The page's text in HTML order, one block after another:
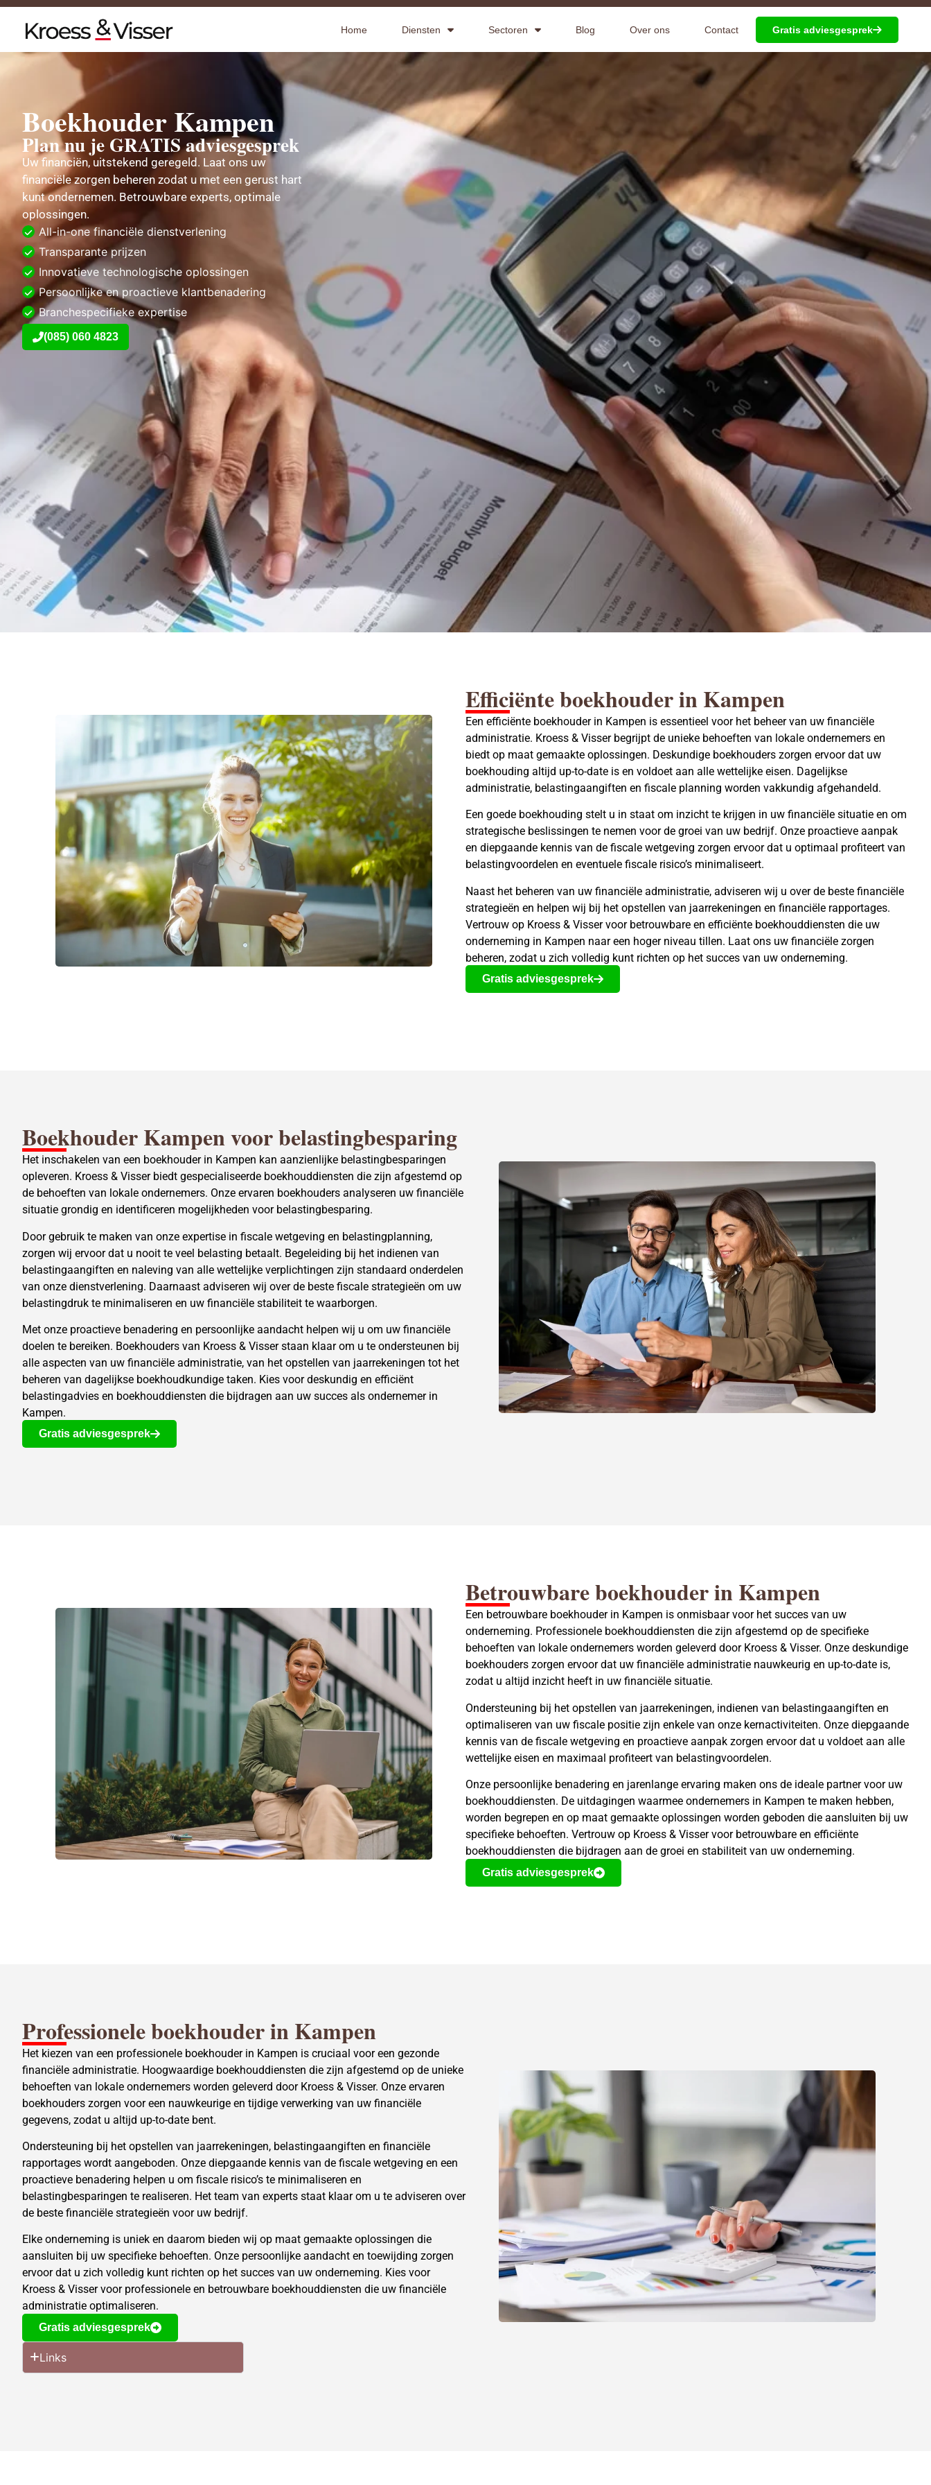
Home Diensten Sectoren Blog Over ons Contact Gratis adviesgesprek
Boekhouder Kampen
Plan nu je GRATIS adviesgesprek
Uw financiën, uitstekend geregeld. Laat ons uw
financiële zorgen beheren zodat u met een gerust hart
kunt ondernemen. Betrouwbare experts, optimale
oplossingen.
All-in-one financiële dienstverlening
Transparante prijzen
Innovatieve technologische oplossingen
Persoonlijke en proactieve klantbenadering
Branchespecifieke expertise
(085) 060 4823
Efficiënte boekhouder in Kampen
Een efficiënte boekhouder in Kampen is essentieel voor het beheer van uw financiële
administratie. Kroess & Visser begrijpt de unieke behoeften van lokale ondernemers en
biedt op maat gemaakte oplossingen. Deskundige boekhouders zorgen ervoor dat uw
boekhouding altijd up-to-date is en voldoet aan alle wettelijke eisen. Dagelijkse
administratie, belastingaangiften en fiscale planning worden vakkundig afgehandeld.
Een goede boekhouding stelt u in staat om inzicht te krijgen in uw financiële situatie en om
strategische beslissingen te nemen voor de groei van uw bedrijf. Onze proactieve aanpak
en diepgaande kennis van de fiscale wetgeving zorgen ervoor dat u optimaal profiteert van
belastingvoordelen en eventuele fiscale risico’s minimaliseert.
Naast het beheren van uw financiële administratie, adviseren wij u over de beste financiële
strategieën en helpen wij bij het opstellen van jaarrekeningen en financiële rapportages.
Vertrouw op Kroess & Visser voor betrouwbare en efficiënte boekhouddiensten die uw
onderneming in Kampen naar een hoger niveau tillen. Laat ons uw financiële zorgen
beheren, zodat u zich volledig kunt richten op het succes van uw onderneming.
Gratis adviesgesprek
Boekhouder Kampen voor belastingbesparing
Het inschakelen van een boekhouder in Kampen kan aanzienlijke belastingbesparingen
opleveren. Kroess & Visser biedt gespecialiseerde boekhouddiensten die zijn afgestemd op
de behoeften van lokale ondernemers. Onze ervaren boekhouders analyseren uw financiële
situatie grondig en identificeren mogelijkheden voor belastingbesparing.
Door gebruik te maken van onze expertise in fiscale wetgeving en belastingplanning,
zorgen wij ervoor dat u nooit te veel belasting betaalt. Begeleiding bij het indienen van
belastingaangiften en naleving van alle wettelijke verplichtingen zijn standaard onderdelen
van onze dienstverlening. Daarnaast adviseren wij over de beste fiscale strategieën om uw
belastingdruk te minimaliseren en uw financiële stabiliteit te waarborgen.
Met onze proactieve benadering en persoonlijke aandacht helpen wij u om uw financiële
doelen te bereiken. Boekhouders van Kroess & Visser staan klaar om u te ondersteunen bij
alle aspecten van uw financiële administratie, van het opstellen van jaarrekeningen tot het
beheren van dagelijkse boekhoudkundige taken. Kies voor deskundig en efficiënt
belastingadvies en boekhouddiensten die bijdragen aan uw succes als ondernemer in
Kampen.
Gratis adviesgesprek
Betrouwbare boekhouder in Kampen
Een betrouwbare boekhouder in Kampen is onmisbaar voor het succes van uw
onderneming. Professionele boekhouddiensten die zijn afgestemd op de specifieke
behoeften van lokale ondernemers worden geleverd door Kroess & Visser. Onze deskundige
boekhouders zorgen ervoor dat uw financiële administratie nauwkeurig en up-to-date is,
zodat u altijd inzicht heeft in uw financiële situatie.
Ondersteuning bij het opstellen van jaarrekeningen, indienen van belastingaangiften en
optimaliseren van uw fiscale positie zijn enkele van onze kernactiviteiten. Onze diepgaande
kennis van de fiscale wetgeving en proactieve aanpak zorgen ervoor dat u voldoet aan alle
wettelijke eisen en maximaal profiteert van belastingvoordelen.
Onze persoonlijke benadering en jarenlange ervaring maken ons de ideale partner voor uw
boekhouddiensten. De uitdagingen waarmee ondernemers in Kampen te maken hebben,
worden begrepen en op maat gemaakte oplossingen worden geboden die aansluiten bij uw
specifieke behoeften. Vertrouw op Kroess & Visser voor betrouwbare en efficiënte
boekhouddiensten die bijdragen aan de groei en stabiliteit van uw onderneming.
Gratis adviesgesprek
Professionele boekhouder in Kampen
Het kiezen van een professionele boekhouder in Kampen is cruciaal voor een gezonde
financiële administratie. Hoogwaardige boekhouddiensten die zijn afgestemd op de unieke
behoeften van lokale ondernemers worden geleverd door Kroess & Visser. Onze ervaren
boekhouders zorgen voor een nauwkeurige en tijdige verwerking van uw financiële
gegevens, zodat u altijd up-to-date bent.
Ondersteuning bij het opstellen van jaarrekeningen, belastingaangiften en financiële
rapportages wordt aangeboden. Onze diepgaande kennis van de fiscale wetgeving en een
proactieve benadering helpen u om fiscale risico’s te minimaliseren en
belastingbesparingen te realiseren. Het team van experts staat klaar om u te adviseren over
de beste financiële strategieën voor uw bedrijf.
Elke onderneming is uniek en daarom bieden wij op maat gemaakte oplossingen die
aansluiten bij uw specifieke behoeften. Onze persoonlijke aandacht en toewijding zorgen
ervoor dat u zich volledig kunt richten op het succes van uw onderneming. Kies voor
Kroess & Visser voor professionele en betrouwbare boekhouddiensten die uw financiële
administratie optimaliseren.
Gratis adviesgesprek
Links